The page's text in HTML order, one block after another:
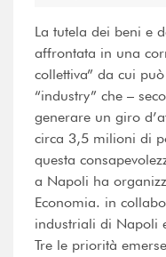
La tutela dei beni e
affrontata in una
collettiva” da cui
“industry” che –
generare un giro
circa 3,5 milioni di
questa
a Napoli ha
Economia. in
industriali di Napoli
Tre le priorità